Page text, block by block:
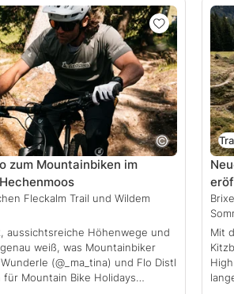
zum Mountainbiken im
Fleckalm Trail und Wildem
aussichtsreiche Höhenwege und
weiß, was Mountainbiker
(@_ma_tina) und Flo Distl
für Mountain Bike Holidays…
Mit